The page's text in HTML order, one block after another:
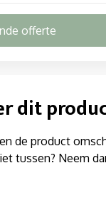
offerte
dit
de product
tussen? Neem